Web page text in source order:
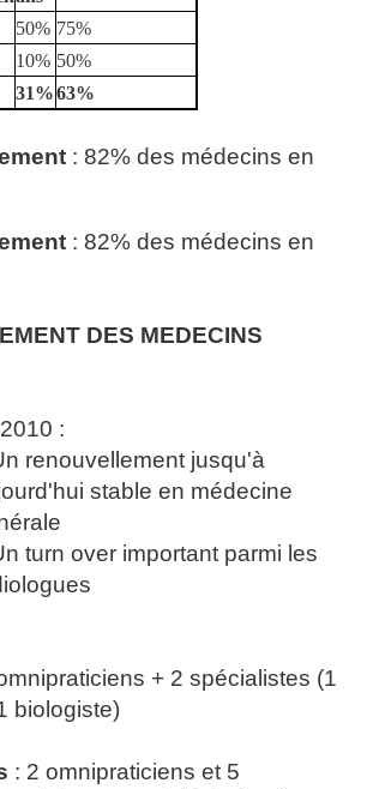
50% 75%
10% 50%
31%63%
: 82% des médecins en
: 82% des médecins en
DES MEDECINS
:
renouvellement jusqu'à
stable en médecine
turn over important parmi les
+ 2 spécialistes (1
biologiste)
: 2 omnipraticiens et 5